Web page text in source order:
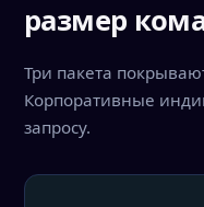
размер
Три пакета
Корпоративные
запросу.